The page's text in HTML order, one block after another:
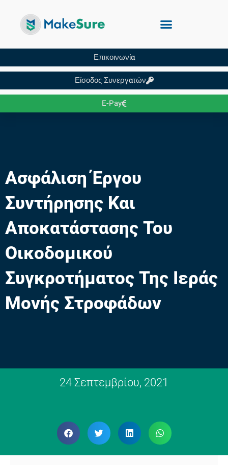
Επικοινωνία
Είσοδος Συνεργατών
E-Pay
Ασφάλιση Έργου
Συντήρησης Και
Αποκατάστασης Του
Οικοδομικού
Συγκροτήματος Της Ιεράς
Μονής Στροφάδων
24 Σεπτεμβρίου, 2021